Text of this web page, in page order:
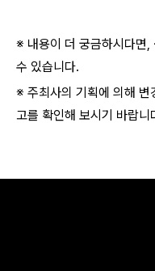
※ 내용이 더 궁금하시다면,
수 있습니다.
※ 주최사의 기획에 의해 변
고를 확인해 보시기 바랍니